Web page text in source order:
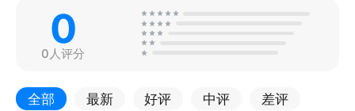
0
0人评分
全部 最新 好评 中评 差评